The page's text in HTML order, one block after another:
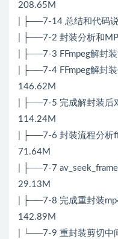
208.65M
| ├──7-14 总结和代码
| ├──7-2 封装分析和
| ├──7-3 FFmpeg解封
| ├──7-4 FFmpeg解封
146.62M
| ├──7-5 完成解封装后
114.24M
| ├──7-6 封装流程分析
71.64M
| ├──7-7
29.13M
| ├──7-8 完成重封装
142.89M
| └──7-9 重封装剪切中